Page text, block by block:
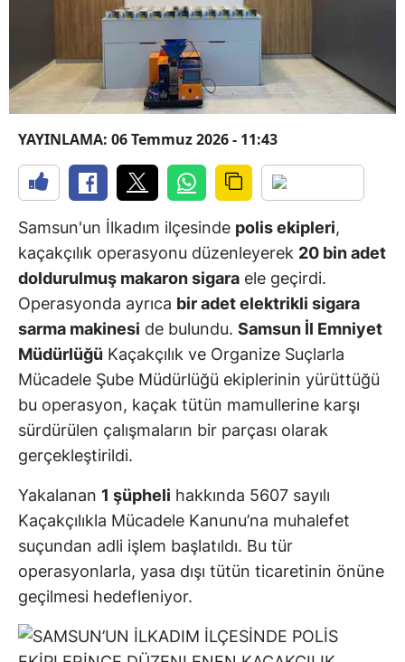
YAYINLAMA: 06 Temmuz 2026 - 11:43
Samsun'un İlkadım ilçesinde polis ekipleri,
kaçakçılık operasyonu düzenleyerek 20 bin adet
doldurulmuş makaron sigara ele geçirdi.
Operasyonda ayrıca bir adet elektrikli sigara
sarma makinesi de bulundu. Samsun İl Emniyet
Müdürlüğü Kaçakçılık ve Organize Suçlarla
Mücadele Şube Müdürlüğü ekiplerinin yürüttüğü
bu operasyon, kaçak tütün mamullerine karşı
sürdürülen çalışmaların bir parçası olarak
gerçekleştirildi.
Yakalanan 1 şüpheli hakkında 5607 sayılı
Kaçakçılıkla Mücadele Kanunu’na muhalefet
suçundan adli işlem başlatıldı. Bu tür
operasyonlarla, yasa dışı tütün ticaretinin önüne
geçilmesi hedefleniyor.